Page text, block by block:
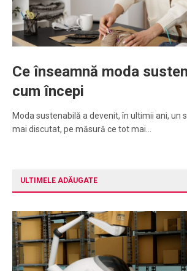
Ce înseamnă moda
cum începi
Moda sustenabilă a devenit, în ultimii ani, un
mai discutat, pe măsură ce tot mai…
ULTIMELE ADĂUGATE